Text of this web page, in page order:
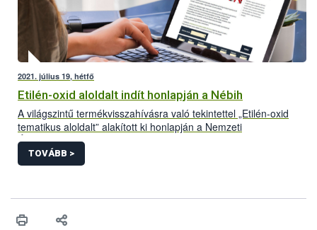
2021. július 19, hétfő
Etilén-oxid aloldalt indít honlapján a Nébih
A világszintű termékvisszahívásra való tekintettel „Etilén-oxid
tematikus aloldalt” alakított ki honlapján a Nemzeti
Élelmiszerlánc-biztonsági Hivatal (Nébih). A folyamatosan
frissülő felületre azok a Magyarországon forgalomba hozott
termékek kerülnek, amelyek bizonyítottan etilén-oxiddal
TOVÁBB >